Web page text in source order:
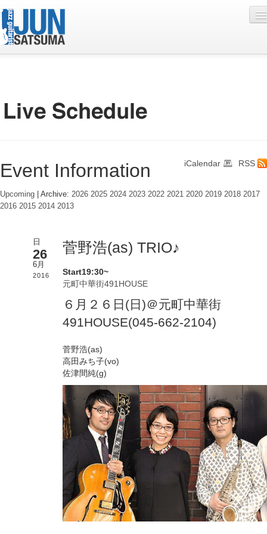
Discography
Photo
Contact
Online Lesson
RSS
iCalendar
Event Information
Upcoming | Archive: 2026 2025 2024 2023 2022 2021 2020 2019 2018 2017
2016 2015 2014 2013
日
26
6月
2016
菅野浩(as) TRIO♪
Start19:30~
元町中華街491HOUSE
６月２６日(日)＠元町中華街
491HOUSE(045-662-2104)
菅野浩(as)
高田みち子(vo)
佐津間純(g)